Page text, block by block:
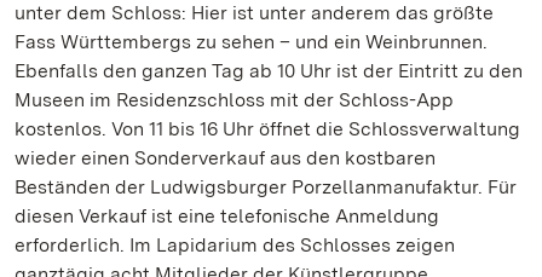
unter dem Schloss: Hier ist unter anderem das größte
Fass Württembergs zu sehen – und ein Weinbrunnen.
Ebenfalls den ganzen Tag ab 10 Uhr ist der Eintritt zu den
Museen im Residenzschloss mit der Schloss-App
kostenlos. Von 11 bis 16 Uhr öffnet die Schlossverwaltung
wieder einen Sonderverkauf aus den kostbaren
Beständen der Ludwigsburger Porzellanmanufaktur. Für
diesen Verkauf ist eine telefonische Anmeldung
erforderlich. Im Lapidarium des Schlosses zeigen